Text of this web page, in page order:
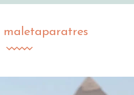
maletaparatres